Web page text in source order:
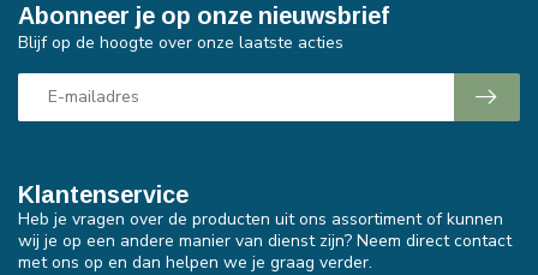
Klantenservice
Heb je vragen over de producten uit ons assortiment of kunnen
wij je op een andere manier van dienst zijn? Neem direct contact
met ons op en dan helpen we je graag verder.
Abonneer je op onze nieuwsbrief
Blijf op de hoogte over onze laatste acties